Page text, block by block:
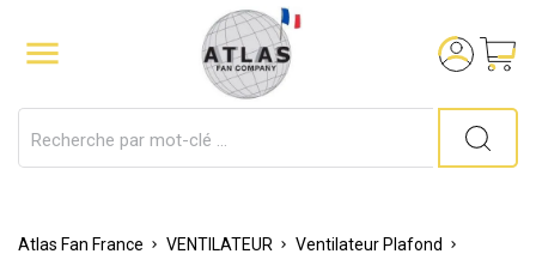

Atlas Fan France VENTILATEUR
Ventilateur Plafond